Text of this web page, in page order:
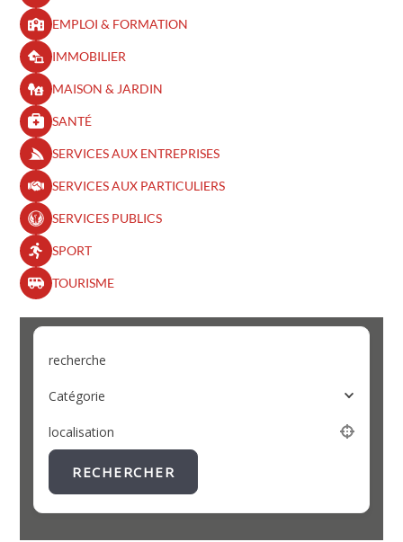
EMPLOI & FORMATION
IMMOBILIER
MAISON & JARDIN
SANTÉ
SERVICES AUX ENTREPRISES
SERVICES AUX PARTICULIERS
SERVICES PUBLICS
SPORT
TOURISME
recherche
Catégorie
localisation
RECHERCHER